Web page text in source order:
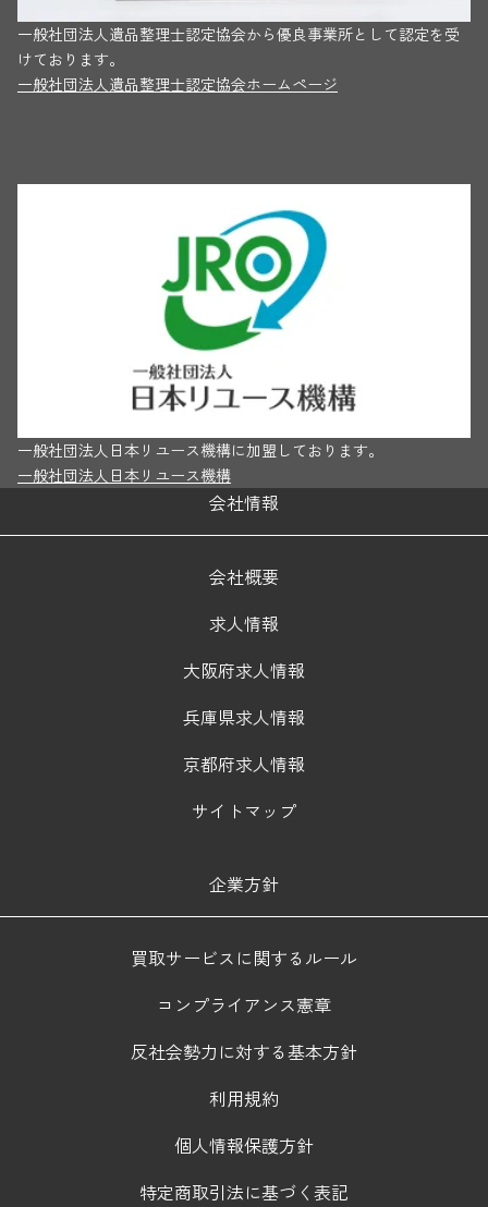
一般社団法人遺品整理士認定協会から優良事業所として認定を受
けております。
一般社団法人遺品整理士認定協会ホームページ
一般社団法人日本リユース機構に加盟しております。
一般社団法人日本リユース機構
会社情報
会社概要
求人情報
大阪府求人情報
兵庫県求人情報
京都府求人情報
サイトマップ
企業方針
買取サービスに関するルール
コンプライアンス憲章
反社会勢力に対する基本方針
利用規約
個人情報保護方針
特定商取引法に基づく表記